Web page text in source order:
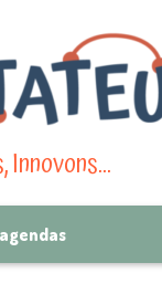
Innovons…